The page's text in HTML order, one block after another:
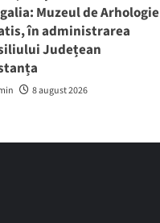
Muzeul de Arhologie
în administrarea
Județean
8 august 2026